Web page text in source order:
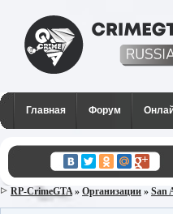
CrimeGTA RP -
сервер SAMP в
Главная Форум
RP-CrimeGTA» Организации » San